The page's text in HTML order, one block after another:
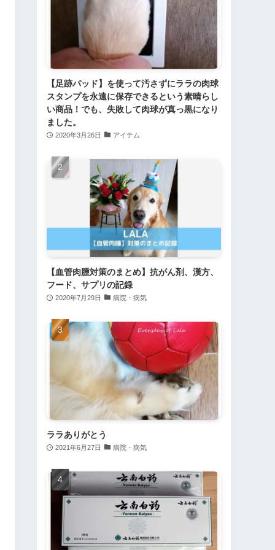
【足跡パッド】を使って汚さずにララの肉球
スタンプを永遠に保存できるという素晴らし
い商品！でも、失敗して肉球が真っ黒になり
ました。
2020年3月26日 アイテム
【血管肉腫対策のまとめ】抗がん剤、漢方、
フード、サプリの記録
2020年7月29日 病院・病気
ララありがとう
2021年6月27日 病院・病気